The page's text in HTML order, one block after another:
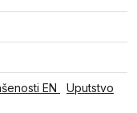
EN
Uputstvo